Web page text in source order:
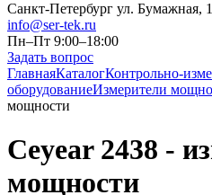
Санкт-Петербург ул. Бумажная,
info@ser-tek.ru
Пн–Пт 9:00–18:00
Задать вопрос
ГлавнаяКаталогКонтрольно-
оборудованиеИзмерители
мощности
Ceyear 2438 -
мощности